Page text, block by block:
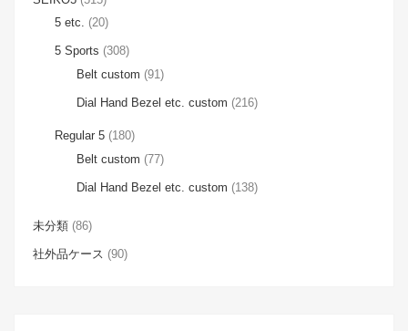
5 etc. (20)
5 Sports (308)
Belt custom (91)
Dial Hand Bezel etc. custom (216)
Regular 5 (180)
Belt custom (77)
Dial Hand Bezel etc. custom (138)
未分類 (86)
社外品ケース (90)